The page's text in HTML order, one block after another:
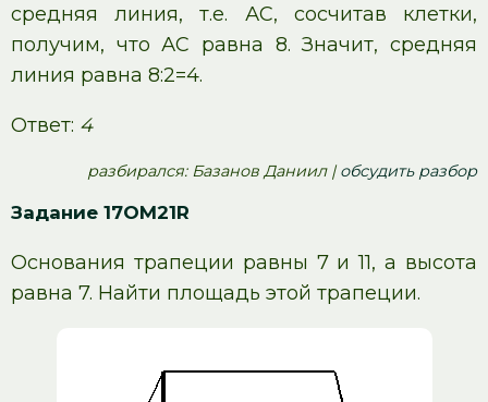
средняя линия, т.е. АС, сосчитав клетки,
получим, что АС равна 8. Значит, средняя
линия равна 8:2=4.
Ответ: 4
pазбирался: Базанов Даниил |обсудить разбор
Задание 17OM21R
Основания трапеции равны 7 и 11, а высота
равна 7. Найти площадь этой трапеции.